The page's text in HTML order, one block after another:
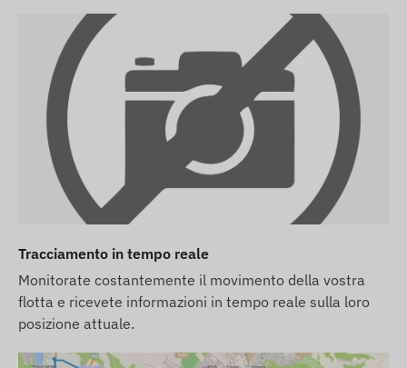
kapcsolatban semmilyen teendője nem lesz.
* A beépített SIM-kártya kizárólag GPS
készülékben használható az alábbi országokban:
Albánia, Algéria, Anguilla, Antigua és Barbuda,
Argentína, Örményország, Ausztria, Azerbajdzsán,
Barbados, Fehéroroszország, Belgium, Bosznia és
Hercegovina, Brit Virgin-szigetek, Bulgária,
Kambodzsa, Kajmán, Chile, Kína, Kolumbia,
Horvátország, Ciprus, Csehország, Dánia,
Guinea, Észtország, Feröer-szigetek, Finnország,
Franciaország, Németország, Gibraltár, Nagy-
Britannia, Görögország, Grönland, Grenada,
Guernsey, Guyana, Hong Kong, Magyarország,
Izland, India, Indonézia, Írország, Man-sziget,
Tracciamento in tempo reale
Monitorate costantemente il movimento della vostra
flotta e ricevete informazioni in tempo reale sulla loro
posizione attuale.